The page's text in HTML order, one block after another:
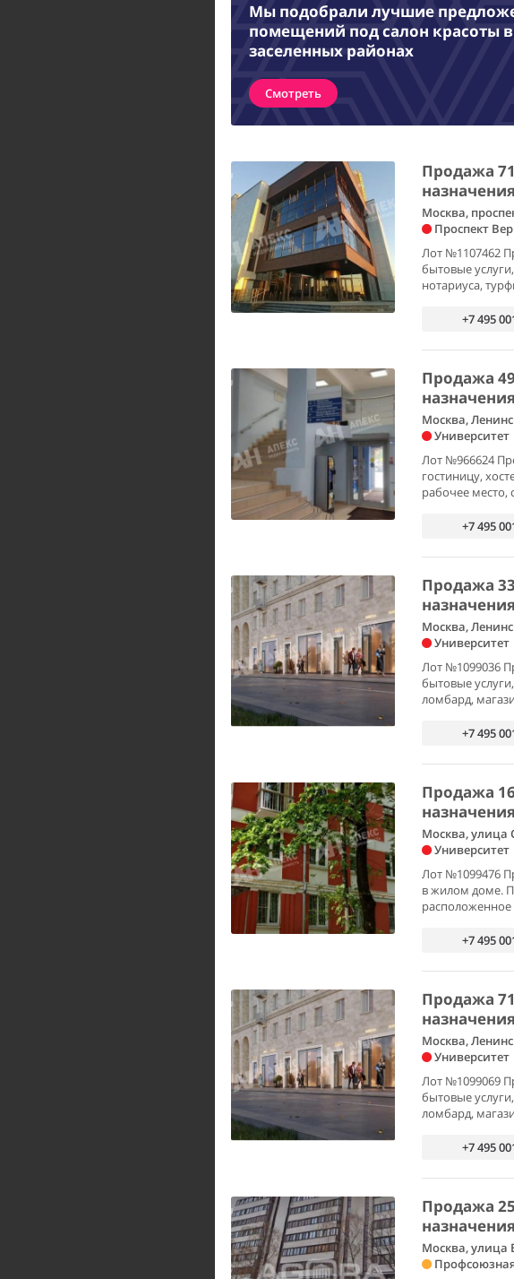
Мы подобрали лучшие
помещений под салон красоты в
заселенных районах
Смотреть
Продажа
назначения
Москва,
Проспект
Лот №1107462
бытовые
нотариуса,
+7 495
Продажа
назначения
Москва,
Университет
Лот №966624
гостиницу,
рабочее место,
+7 495
Продажа
назначения
Москва,
Университет
Лот №1099036
бытовые
ломбард,
+7 495
Продажа
назначения
Москва, улица
Университет
Лот №1099476
в жилом доме.
расположенное
+7 495
Продажа
назначения
Москва,
Университет
Лот №1099069
бытовые
ломбард,
+7 495
Продажа
назначения
Москва, улица